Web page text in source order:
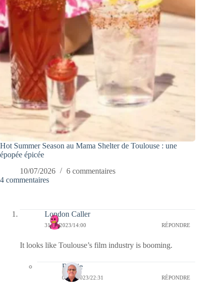
Hot Summer Season au Mama Shelter de Toulouse : une
épopée épicée
10/07/2026
6 commentaires
4 commentaires
London Caller
31/01/2023/14:00 RÉPONDRE
It looks like Toulouse’s film industry is booming.
Bernie
04/02/2023/22:31 RÉPONDRE